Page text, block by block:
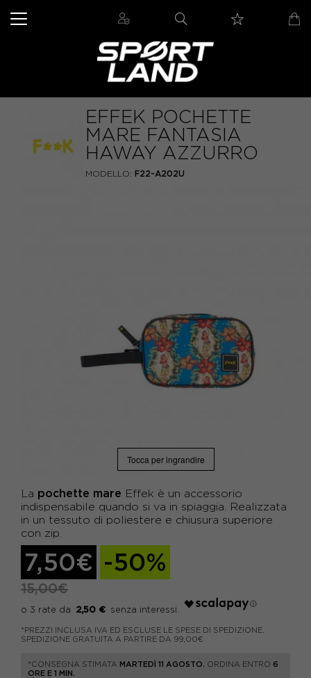
EFFEK POCHETTE
MARE FANTASIA
HAWAY AZZURRO
MODELLO: F22-A202U
Tocca per ingrandire
La pochette mare Effek è un accessorio
indispensabile quando si va in spiaggia. Realizzata
in un tessuto di poliestere e chiusura superiore
con zip.
7,50€ -50%
15,00€
2,50 €
*PREZZI INCLUSA IVA ED ESCLUSE LE SPESE DI SPEDIZIONE.
SPEDIZIONE GRATUITA A PARTIRE DA 99,00€
*CONSEGNA STIMATA MARTEDÌ 11 AGOSTO. ORDINA ENTRO 6
ORE E 1 MIN.